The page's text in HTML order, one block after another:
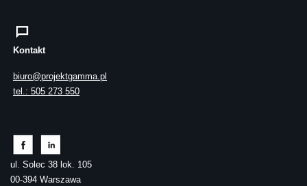
Kontakt
biuro@projektgamma.pl
tel.: 505 273 550
ul. Solec 38 lok. 105
00-394 Warszawa